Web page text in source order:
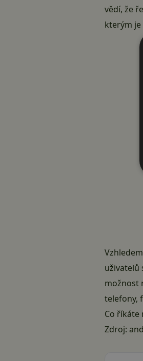
vědí, že
kterým
uživatelů
možnost
telefony,
Co říkáte
Zdroj: